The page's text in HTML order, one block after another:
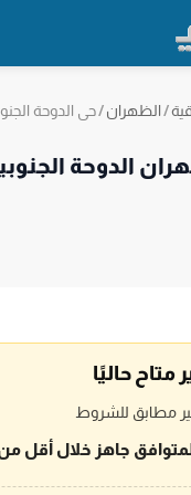
/الظهران/حي الدوحة
الدوحة
متاح حاليًا
مطابق للشروط
جاهز خلال أقل